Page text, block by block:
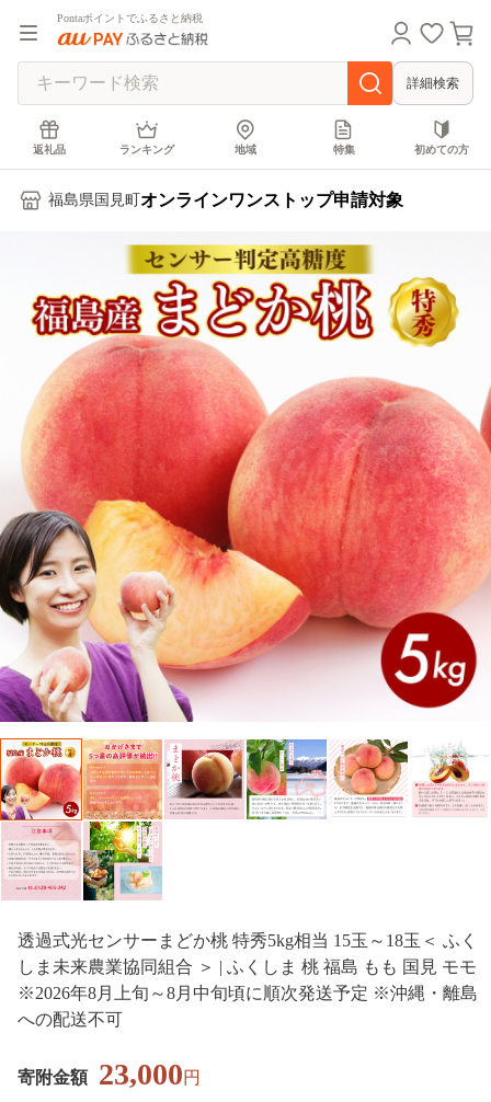
Pontaポイントでふるさと納税
詳細検索
返礼品 ランキング 地域 特集 初めての方
福島県国見町 オンラインワンストップ申請対象
透過式光センサーまどか桃 特秀5kg相当 15玉～18玉＜ ふく
しま未来農業協同組合 ＞ | ふくしま 桃 福島 もも 国見 モモ
※2026年8月上旬～8月中旬頃に順次発送予定 ※沖縄・離島
への配送不可
寄附金額 23,000円